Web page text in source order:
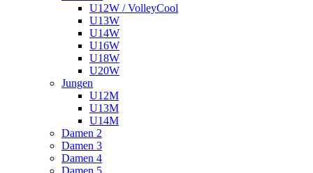
U12W / VolleyCool
U13W
U14W
U16W
U18W
U20W
Jungen
U12M
U13M
U14M
Damen 2
Damen 3
Damen 4
Damen 5